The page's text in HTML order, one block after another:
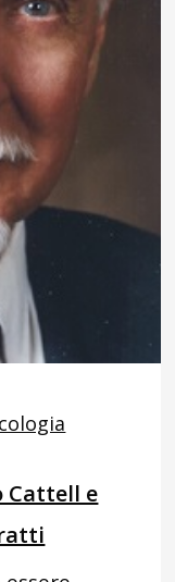
Cattell e